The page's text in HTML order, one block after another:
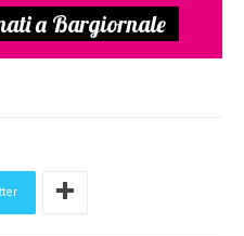
a Bargiornale